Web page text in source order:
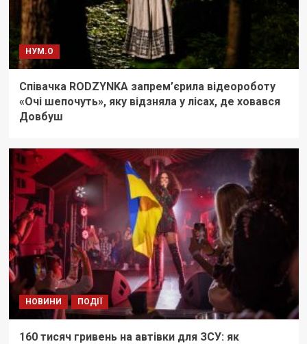
НУМ.О
Співачка RODZYNKA запрем’єрила відеороботу
«Очі шепочуть», яку відзняла у лісах, де ховався
Довбуш
НОВИНИ ПОДІЇ
160 тисяч гривень на автівки для ЗСУ: як